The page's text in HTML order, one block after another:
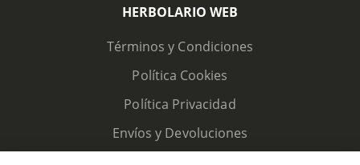
HERBOLARIO WEB
Términos y Condiciones
Política Cookies
Política Privacidad
Envíos y Devoluciones